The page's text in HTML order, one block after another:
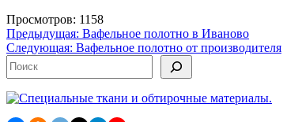
Просмотров: 1158
Навигация
по
записям
Предыдущая: Вафельное полотно в Иваново
Следующая: Вафельное полотно от производителя
Поиск